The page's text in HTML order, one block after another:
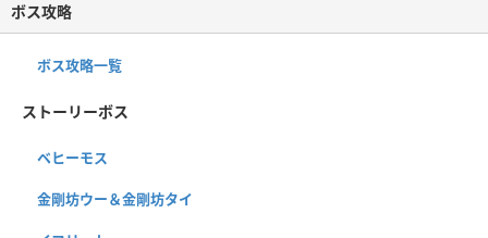
ボス攻略
ボス攻略一覧
ストーリーボス
ベヒーモス
金剛坊ウー＆金剛坊タイ